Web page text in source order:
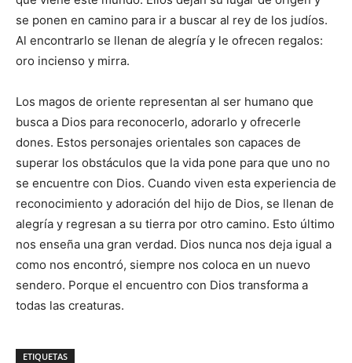
se ponen en camino para ir a buscar al rey de los judíos.
Al encontrarlo se llenan de alegría y le ofrecen regalos:
oro incienso y mirra.
Los magos de oriente representan al ser humano que
busca a Dios para reconocerlo, adorarlo y ofrecerle
dones. Estos personajes orientales son capaces de
superar los obstáculos que la vida pone para que uno no
se encuentre con Dios. Cuando viven esta experiencia de
reconocimiento y adoración del hijo de Dios, se llenan de
alegría y regresan a su tierra por otro camino. Esto último
nos enseña una gran verdad. Dios nunca nos deja igual a
como nos encontró, siempre nos coloca en un nuevo
sendero. Porque el encuentro con Dios transforma a
todas las creaturas.
ETIQUETAS